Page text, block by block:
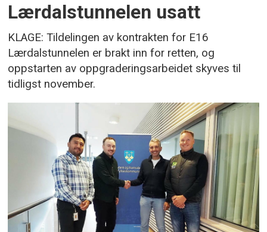
Lærdalstunnelen usatt
KLAGE: Tildelingen av kontrakten for E16
Lærdalstunnelen er brakt inn for retten, og
oppstarten av oppgraderingsarbeidet skyves til
tidligst november.